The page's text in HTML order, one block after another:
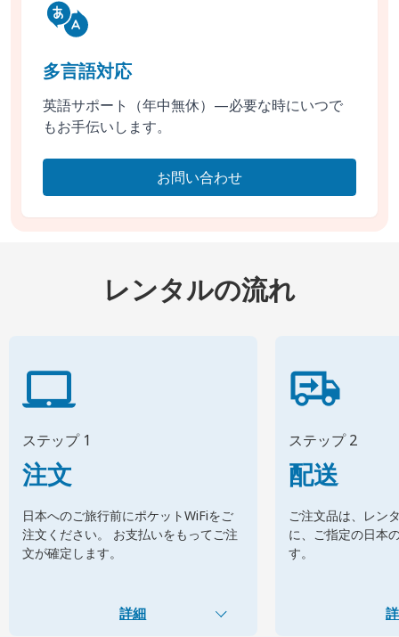
多言語対応
英語サポート（年中無休）—必要な時にいつで
もお手伝いします。
お問い合わせ
レンタルの流れ
ステップ 1
注文
日本へのご旅行前にポケットWiFiをご
注文ください。 お支払いをもってご注
文が確定します。
詳細
ステップ 2
配送
ご注文品は、レン
に、ご指定の日本
す。